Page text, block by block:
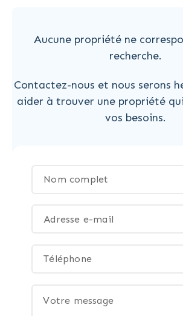
Aucune propriété ne
recherche.
Contactez-nous et nous serons
aider à trouver une propriété
vos besoins.